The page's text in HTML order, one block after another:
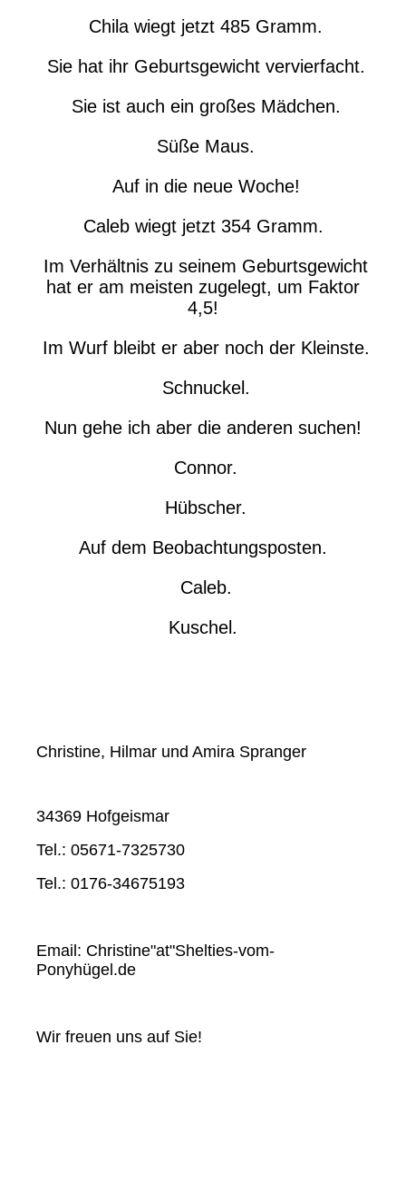
Chila wiegt jetzt 485 Gramm.
Sie hat ihr Geburtsgewicht vervierfacht.
Sie ist auch ein großes Mädchen.
Süße Maus.
Auf in die neue Woche!
Caleb wiegt jetzt 354 Gramm.
Im Verhältnis zu seinem Geburtsgewicht
hat er am meisten zugelegt, um Faktor
4,5!
Im Wurf bleibt er aber noch der Kleinste.
Schnuckel.
Nun gehe ich aber die anderen suchen!
Connor.
Hübscher.
Auf dem Beobachtungsposten.
Caleb.
Kuschel.
Christine, Hilmar und Amira Spranger
34369 Hofgeismar
Tel.: 05671-7325730
Tel.: 0176-34675193
Email: Christine"at"Shelties-vom-
Ponyhügel.de
Wir freuen uns auf Sie!